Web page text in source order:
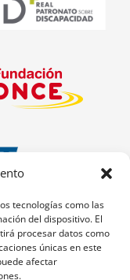
tecnologías como las
del dispositivo. El
procesar datos como
únicas en este
afectar